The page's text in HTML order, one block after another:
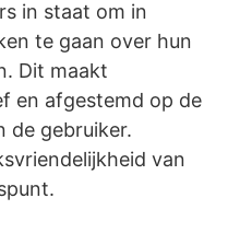
in staat om in
te gaan over hun
Dit maakt
en afgestemd op de
de gebruiker.
van